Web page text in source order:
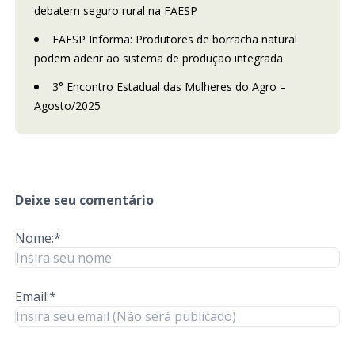
debatem seguro rural na FAESP
FAESP Informa: Produtores de borracha natural
podem aderir ao sistema de produção integrada
3° Encontro Estadual das Mulheres do Agro –
Agosto/2025
Deixe seu comentário
Nome:*
Email:*